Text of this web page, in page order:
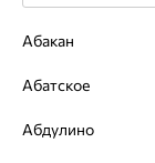
Артикул:БР1021-1
Абакан
Абатское
Абдулино